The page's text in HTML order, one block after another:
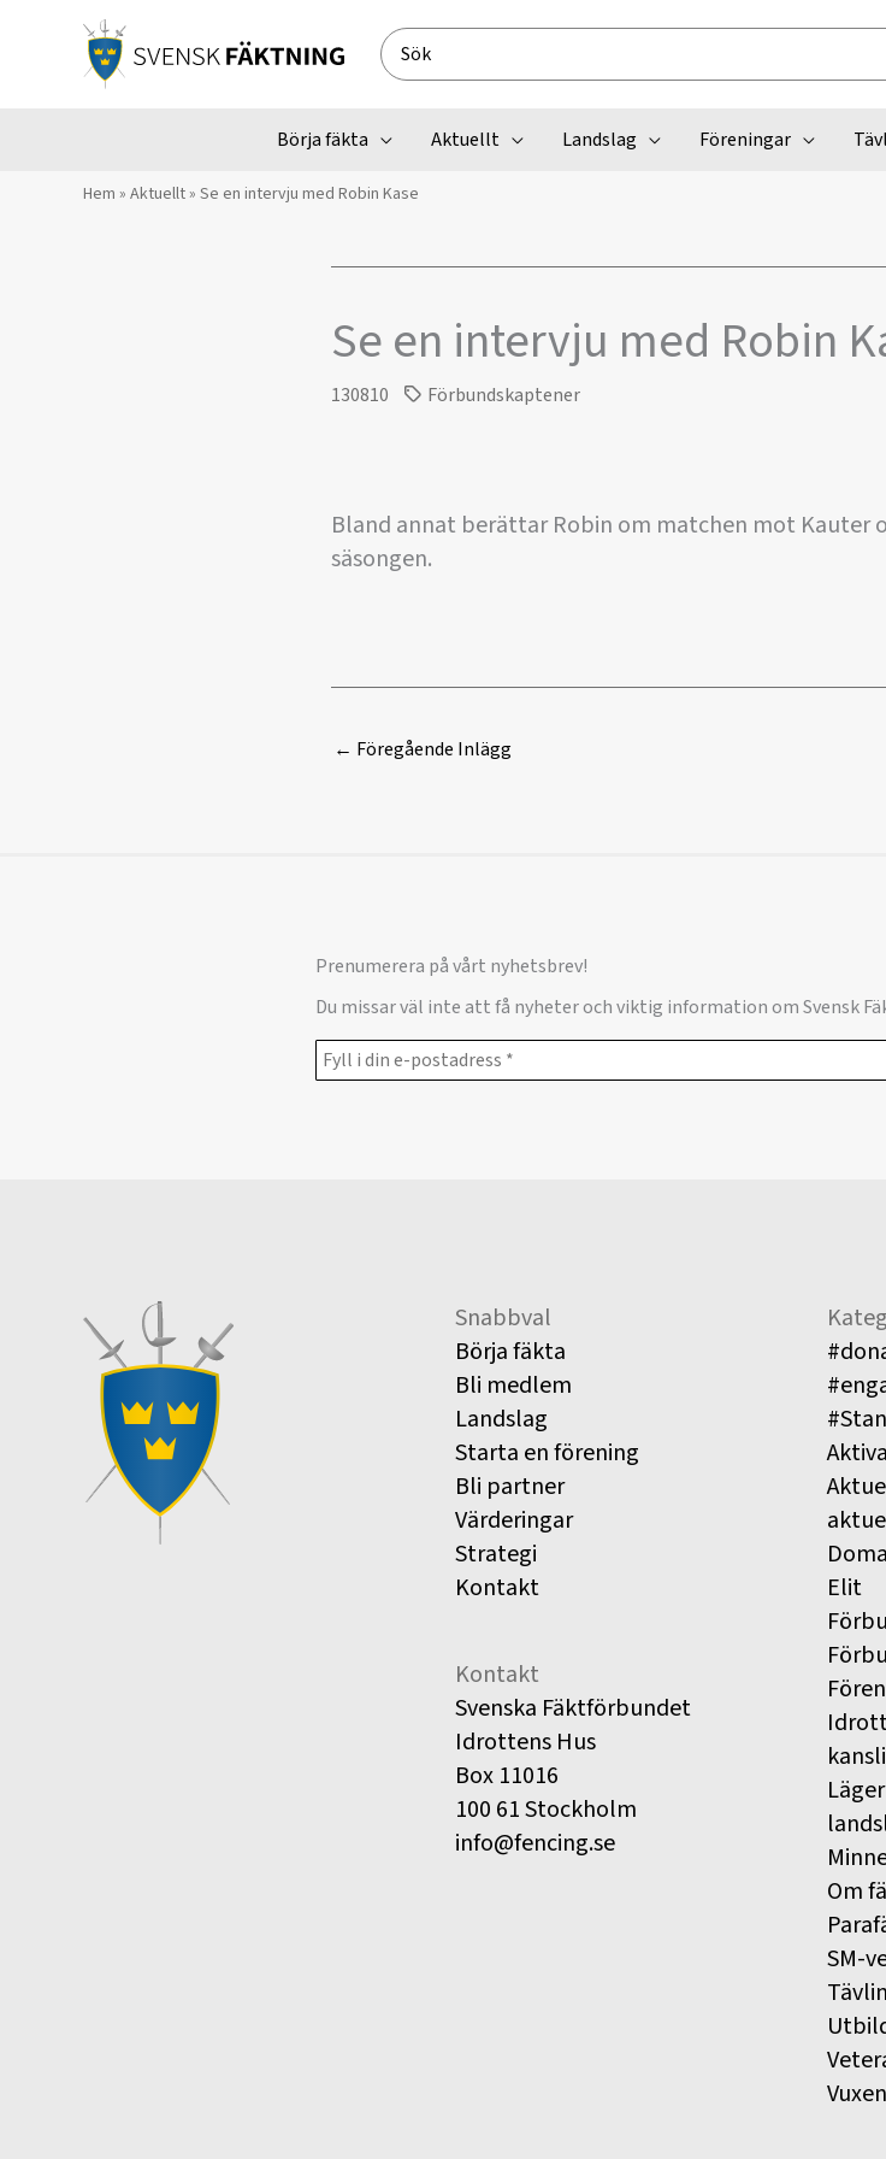
Search
for:
Börja fäkta Aktuellt Landslag Föreningar
Hem » Aktuellt» Se en intervju med Robin Kase
Se en intervju med Robin
130810 Förbundskaptener
Bland annat berättar Robin om matchen mot Kauter
säsongen.
← Föregående Inlägg
Prenumerera på vårt nyhetsbrev!
Du missar väl inte att få nyheter och viktig information om Svensk
Snabbval
Börja fäkta
Bli medlem
Landslag
Starta en förening
Bli partner
Värderingar
Strategi
Kontakt
Kontakt
Svenska Fäktförbundet
Idrottens Hus
Box 11016
100 61 Stockholm
info@fencing.se
Aktiva
Elit
Läger
Om
SM-